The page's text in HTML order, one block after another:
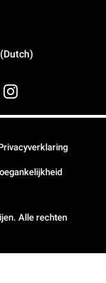
Alle rechten